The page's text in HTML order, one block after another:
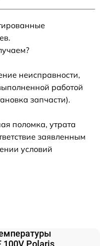
неисправности,
работой
запчасти).
поломка, утрата
заявленным
условий
100V Polaris